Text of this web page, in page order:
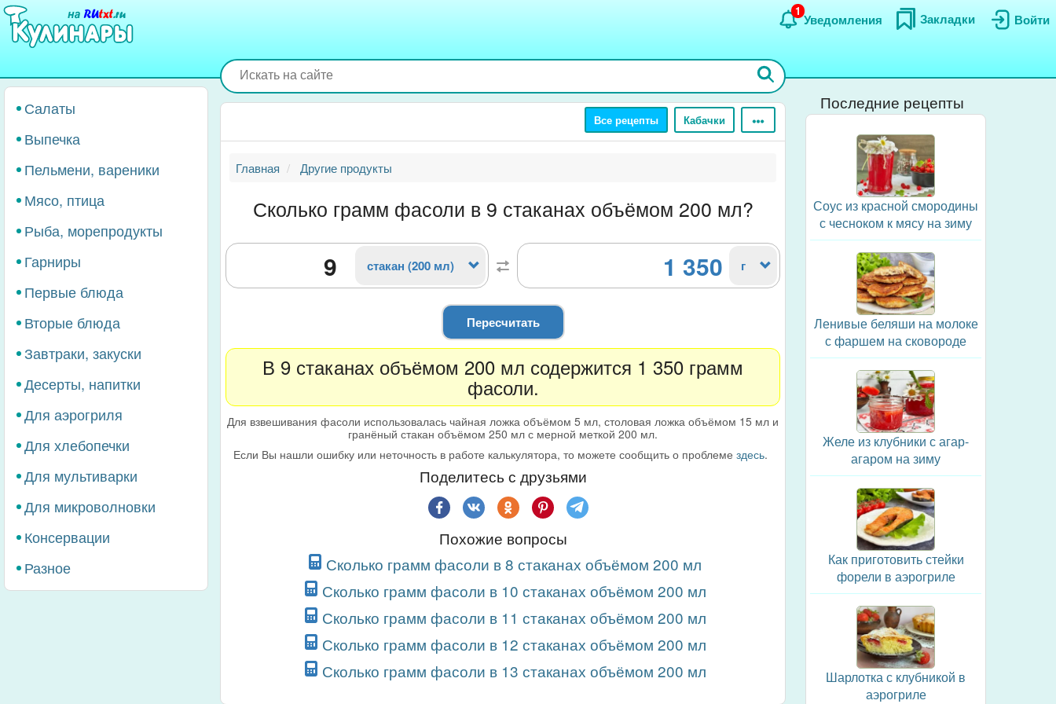
Перейти
основному
Войти
Закладки
Уведомления
1
Салаты
Выпечка
Пельмени, вареники
Мясо, птица
Рыба, морепродукты
Гарниры
Первые блюда
Вторые блюда
Завтраки, закуски
Десерты, напитки
Для аэрогриля
Для хлебопечки
Для мультиварки
Для микроволновки
Консервации
Разное
Все рецепты Кабачки
Главная Другие продукты
Сколько грамм фасоли в 9 стаканах объёмом 200 мл?
стакан (200 мл) 1 350 г
Пересчитать
В 9 стаканах объёмом 200 мл содержится 1 350 грамм
фасоли.
Для взвешивания фасоли использовалась чайная ложка объёмом 5 мл, столовая ложка объёмом 15 мл и
гранёный стакан объёмом 250 мл с мерной меткой 200 мл.
Если Вы нашли ошибку или неточность в работе калькулятора, то можете сообщить о проблеме здесь.
Поделитесь с друзьями
Похожие вопросы
Сколько грамм фасоли в 8 стаканах объёмом 200 мл
Сколько грамм фасоли в 10 стаканах объёмом 200 мл
Сколько грамм фасоли в 11 стаканах объёмом 200 мл
Сколько грамм фасоли в 12 стаканах объёмом 200 мл
Сколько грамм фасоли в 13 стаканах объёмом 200 мл
Последние рецепты
Соус из красной смородины
с чесноком к мясу на зиму
Ленивые беляши на молоке
с фаршем на сковороде
Желе из клубники с агар-
агаром на зиму
Как приготовить стейки
форели в аэрогриле
Шарлотка с клубникой в
аэрогриле